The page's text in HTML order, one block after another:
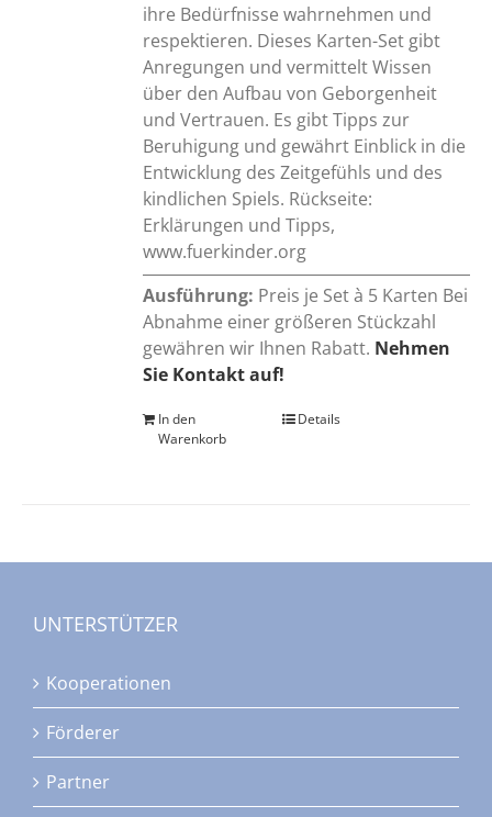
ihre Bedürfnisse wahrnehmen und
respektieren. Dieses Karten-Set gibt
Anregungen und vermittelt Wissen
über den Aufbau von Geborgenheit
und Vertrauen. Es gibt Tipps zur
Beruhigung und gewährt Einblick in die
Entwicklung des Zeitgefühls und des
kindlichen Spiels. Rückseite:
Erklärungen und Tipps,
www.fuerkinder.org
Ausführung: Preis je Set à 5 Karten Bei
Abnahme einer größeren Stückzahl
gewähren wir Ihnen Rabatt. Nehmen
Sie Kontakt auf!
In den
Warenkorb
Details
UNTERSTÜTZER
Kooperationen
Förderer
Partner